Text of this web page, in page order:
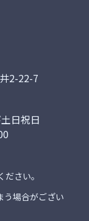
2-22-7
日祝日
ださい。
う場合がござい